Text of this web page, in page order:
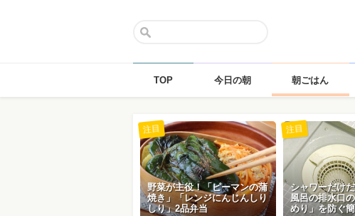
TOP 今日の朝 朝ごはん
野菜が主役！「ピーマンの蒲
焼き」「レンジにんじんしり
しり」2品弁当
注目
シャワーだけ
風呂の排水口
めり」を防ぐ
注目